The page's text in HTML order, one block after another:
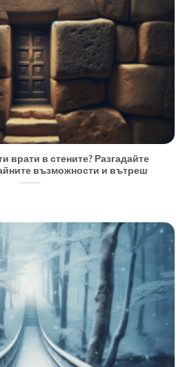
врати в стените? Разгадайте
възможности и вътреш